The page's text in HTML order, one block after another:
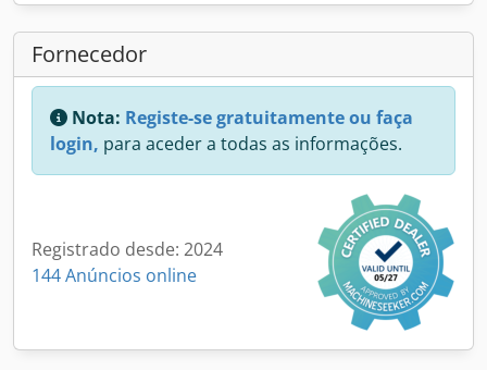
Fornecedor
Nota: Registe-se gratuitamente ou faça
login, para aceder a todas as informações.
Registrado desde: 2024
144 Anúncios online